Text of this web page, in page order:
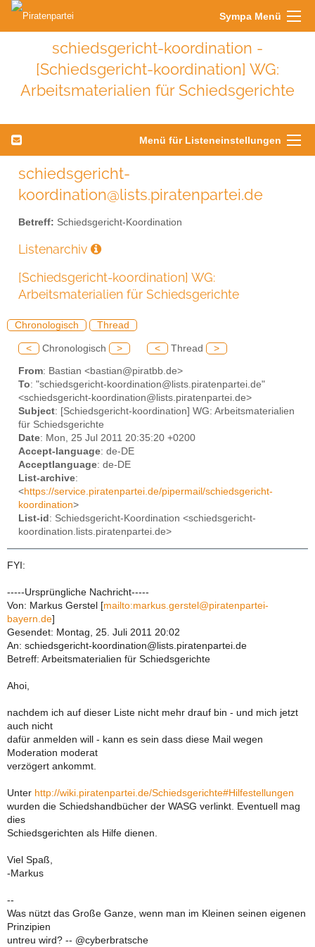
Sympa Menü
schiedsgericht-koordination -
[Schiedsgericht-koordination] WG:
Arbeitsmaterialien für Schiedsgerichte
Menü für Listeneinstellungen
schiedsgericht-
koordination@lists.piratenpartei.de
Betreff: Schiedsgericht-Koordination
Listenarchiv
[Schiedsgericht-koordination] WG:
Arbeitsmaterialien für Schiedsgerichte
Chronologisch Thread
< Chronologisch > < Thread >
From: Bastian <bastian@piratbb.de>
To: "schiedsgericht-koordination@lists.piratenpartei.de"
<schiedsgericht-koordination@lists.piratenpartei.de>
Subject: [Schiedsgericht-koordination] WG: Arbeitsmaterialien
für Schiedsgerichte
Date: Mon, 25 Jul 2011 20:35:20 +0200
Accept-language: de-DE
Acceptlanguage: de-DE
List-archive:
<https://service.piratenpartei.de/pipermail/schiedsgericht-
koordination>
List-id : Schiedsgericht-Koordination <schiedsgericht-
koordination.lists.piratenpartei.de>
FYI:
-----Ursprüngliche Nachricht-----
Von: Markus Gerstel [mailto:markus.gerstel@piratenpartei-
bayern.de]
Gesendet: Montag, 25. Juli 2011 20:02
An: schiedsgericht-koordination@lists.piratenpartei.de
Betreff: Arbeitsmaterialien für Schiedsgerichte
Ahoi,
nachdem ich auf dieser Liste nicht mehr drauf bin - und mich jetzt
auch nicht
dafür anmelden will - kann es sein dass diese Mail wegen
Moderation moderat
verzögert ankommt.
Unter http://wiki.piratenpartei.de/Schiedsgerichte#Hilfestellungen
wurden die Schiedshandbücher der WASG verlinkt. Eventuell mag
dies
Schiedsgerichten als Hilfe dienen.
Viel Spaß,
-Markus
--
Was nützt das Große Ganze, wenn man im Kleinen seinen eigenen
Prinzipien
untreu wird? -- @cyberbratsche